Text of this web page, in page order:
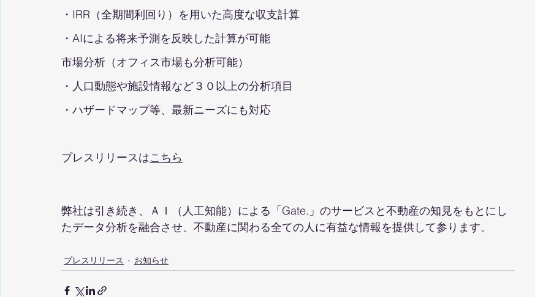
・IRR（全期間利回り）を用いた高度な収支計算
・AIによる将来予測を反映した計算が可能
市場分析（オフィス市場も分析可能）
・人口動態や施設情報など３０以上の分析項目
・ハザードマップ等、最新ニーズにも対応
プレスリリースはこちら
弊社は引き続き、ＡＩ（人工知能）による「Gate.」のサービスと不動産の知見をもとにし
たデータ分析を融合させ、不動産に関わる全ての人に有益な情報を提供して参ります。
プレスリリース お知らせ